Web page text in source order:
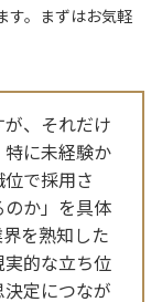
す。まずはお気軽
、それだけ
に未経験か
で採用さ
か」を具体
を熟知した
的な立ち位
定につなが